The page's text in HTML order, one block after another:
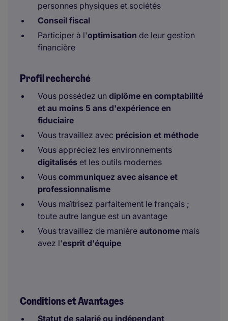
personnes physiques et sociétés
Conseil fiscal
Participer à l'optimisation de leur gestion
financière
Profil recherché
Vous possédez un diplôme en comptabilité
et au moins 5 ans d'expérience en
fiduciaire
Vous travaillez avec précision et méthode
Vous appréciez les environnements
digitalisés et les outils modernes
Vous communiquez avec aisance et
professionnalisme
Vous maîtrisez parfaitement le français ;
toute autre langue est un avantage
Vous travaillez de manière autonome mais
avez l'esprit d'équipe
Conditions et Avantages
Statut de salarié ou indépendant